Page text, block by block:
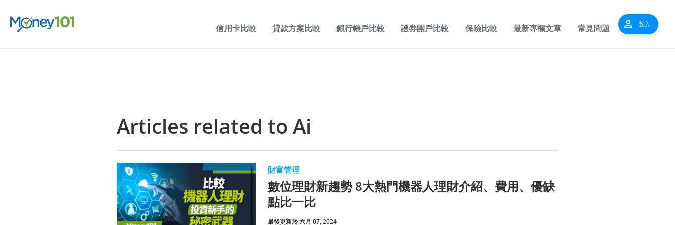
信用卡比較 貸款方案比較 銀行帳戶比較 證券開戶比較 保險比較 最新專欄文章 常見問題 person 登入
Articles related to Ai
財富管理
數位理財新趨勢 8大熱門機器人理財介紹、費用、優缺
點比一比
最後更新於 六月 07, 2024